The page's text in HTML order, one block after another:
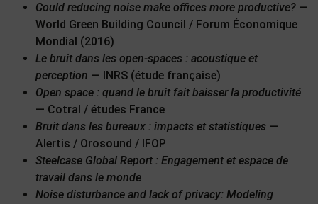
Could reducing noise make offices more productive? —
World Green Building Council / Forum Économique
Mondial (2016)
Le bruit dans les open-spaces : acoustique et
perception — INRS (étude française)
Open space : quand le bruit fait baisser la productivité
— Cotral / études France
Bruit dans les bureaux : impacts et statistiques —
Alertis / Orosound / IFOP
Steelcase Global Report : Engagement et espace de
travail dans le monde
Noise disturbance and lack of privacy: Modeling